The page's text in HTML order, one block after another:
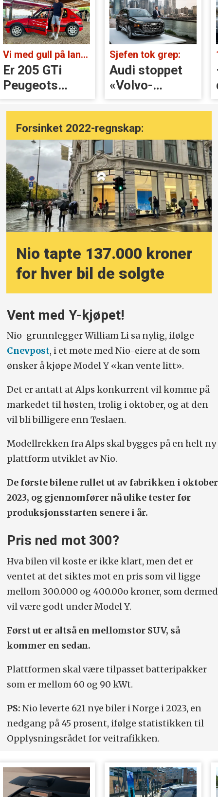
Vi med gull på landsbygda:
Er 205 GTi
Peugeots
beste
øyeblikk?
Sjefen tok grep:
Audi stoppet
«Volvo-
håndtak» rett
før lansering
Forsinket 2022-regnskap:
Nio tapte 137.000 kroner
for hver bil de solgte
Vent med Y-kjøpet!
Nio-grunnlegger William Li sa nylig, ifølge
Cnevpost, i et møte med Nio-eiere at de som
ønsker å kjøpe Model Y «kan vente litt».
Det er antatt at Alps konkurrent vil komme på
markedet til høsten, trolig i oktober, og at den
vil bli billigere enn Teslaen.
Modellrekken fra Alps skal bygges på en helt ny
plattform utviklet av Nio.
De første bilene rullet ut av fabrikken i oktober
2023, og gjennomfører nå ulike tester før
produksjonsstarten senere i år.
Pris ned mot 300?
Hva bilen vil koste er ikke klart, men det er
ventet at det siktes mot en pris som vil ligge
mellom 300.000 og 400.00o kroner, som dermed
vil være godt under Model Y.
Først ut er altså en mellomstor SUV, så
kommer en sedan.
Plattformen skal være tilpasset batteripakker
som er mellom 60 og 90 kWt.
PS: Nio leverte 621 nye biler i Norge i 2023, en
nedgang på 45 prosent, ifølge statistikken til
Opplysningsrådet for veitrafikken.